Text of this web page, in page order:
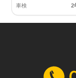
車検 2